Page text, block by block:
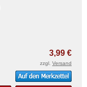
3,99 €
zzgl. Versand